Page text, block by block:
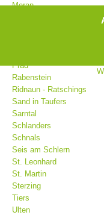
Meran
Prad
Rabenstein
Ridnaun - Ratschings
Sand in Taufers
Sarntal
Schlanders
Schnals
Seis am Schlern
St. Leonhard
St. Martin
Sterzing
Tiers
Ulten